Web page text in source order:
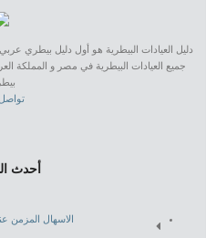
دليل العيادات البيطرية هو أول دليل بيطري
جميع العيادات البيطرية في مصر و المملكة
أحدث
الاسهال